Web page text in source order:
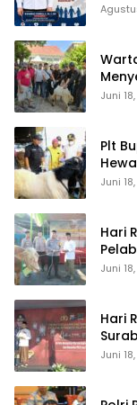
Juni
Plt
Juni
Hari
Juni
Hari
Juni